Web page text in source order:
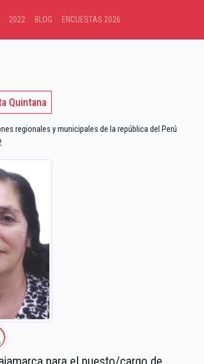
2022 BLOG ENCUESTAS 2026
Quintana
regionales y municipales de la república del Perú